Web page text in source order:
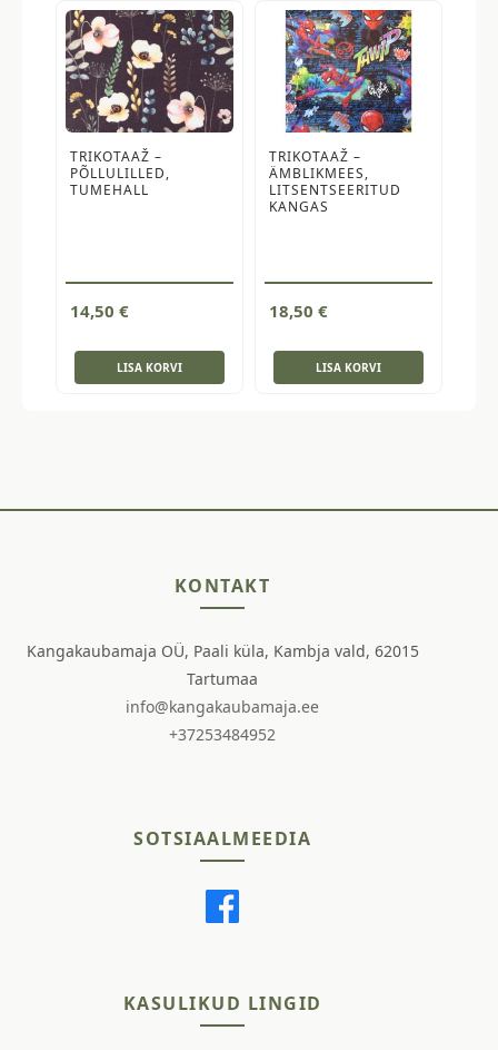
TRIKOTAAŽ –
PÕLLULILLED,
TUMEHALL
14,50 €
LISA KORVI
TRIKOTAAŽ –
ÄMBLIKMEES,
LITSENTSEERITUD
KANGAS
18,50 €
LISA KORVI
KONTAKT
Kangakaubamaja OÜ, Paali küla, Kambja vald, 62015
Tartumaa
info@kangakaubamaja.ee
+37253484952
SOTSIAALMEEDIA
KASULIKUD LINGID